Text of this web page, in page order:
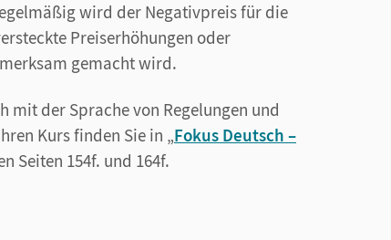
wird der Negativpreis für die
Preiserhöhungen oder
gemacht wird.
mit der Sprache von Regelungen und
Kurs finden Sie in „Fokus Deutsch –
Seiten 154f. und 164f.